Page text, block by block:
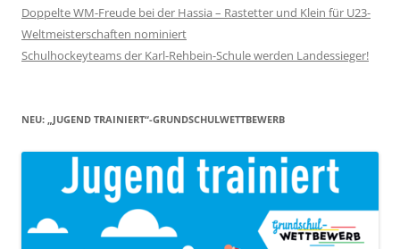
Doppelte WM-Freude bei der Hassia – Rastetter und Klein für U23-
Weltmeisterschaften nominiert
Schulhockeyteams der Karl-Rehbein-Schule werden Landessieger!
NEU: „JUGEND TRAINIERT“-GRUNDSCHULWETTBEWERB